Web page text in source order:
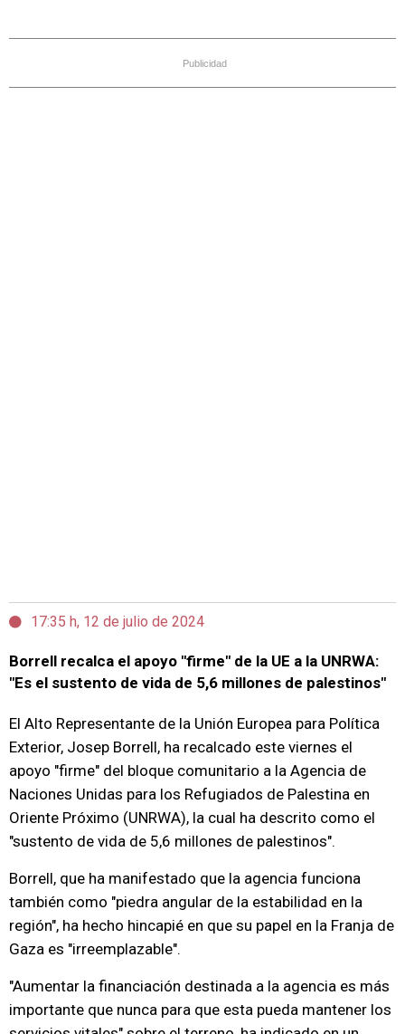
Publicidad
17:35 h, 12 de julio de 2024
Borrell recalca el apoyo "firme" de la UE a la UNRWA:
"Es el sustento de vida de 5,6 millones de palestinos"
El Alto Representante de la Unión Europea para Política
Exterior, Josep Borrell, ha recalcado este viernes el
apoyo "firme" del bloque comunitario a la Agencia de
Naciones Unidas para los Refugiados de Palestina en
Oriente Próximo (UNRWA), la cual ha descrito como el
"sustento de vida de 5,6 millones de palestinos".
Borrell, que ha manifestado que la agencia funciona
también como "piedra angular de la estabilidad en la
región", ha hecho hincapié en que su papel en la Franja de
Gaza es "irreemplazable".
"Aumentar la financiación destinada a la agencia es más
importante que nunca para que esta pueda mantener los